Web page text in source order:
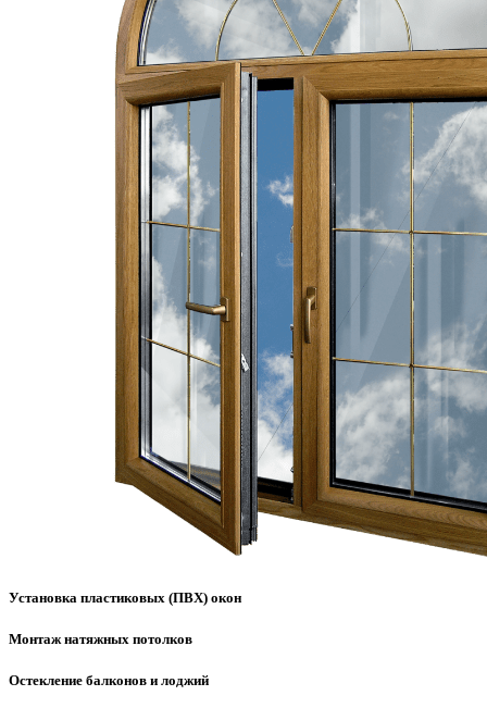
Установка пластиковых (ПВХ) окон
Монтаж натяжных потолков
Остекление балконов и лоджий